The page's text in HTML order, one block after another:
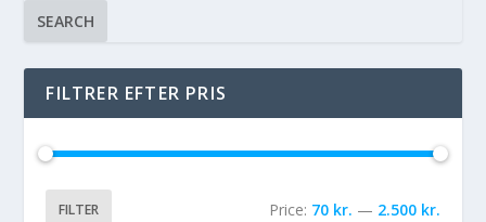
SEARCH
FILTRER EFTER PRIS
FILTER Price: 70 kr. — 2.500 kr.